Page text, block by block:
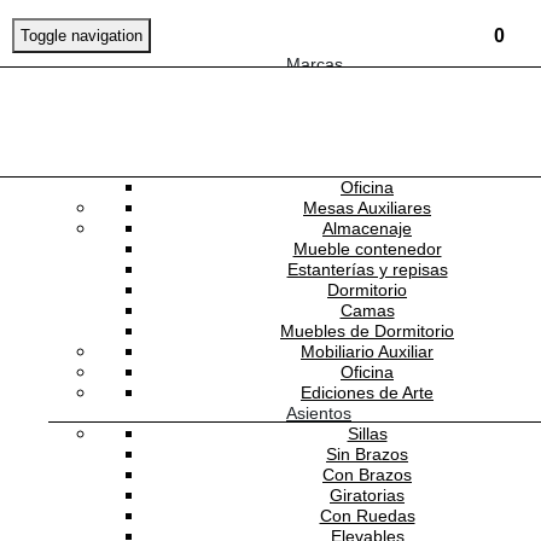
0
Toggle navigation
Marcas
Oficina
Mesas Auxiliares
Almacenaje
Mueble contenedor
Estanterías y repisas
Dormitorio
Camas
Muebles de Dormitorio
Mobiliario Auxiliar
Oficina
Ediciones de Arte
Asientos
Sillas
Sin Brazos
Con Brazos
Giratorias
Con Ruedas
Elevables
MIDBEC
Papel Tapiz Ekbacka Camille Grey
Estado: NUEVO
2,800.00
-
NEWSLETTER